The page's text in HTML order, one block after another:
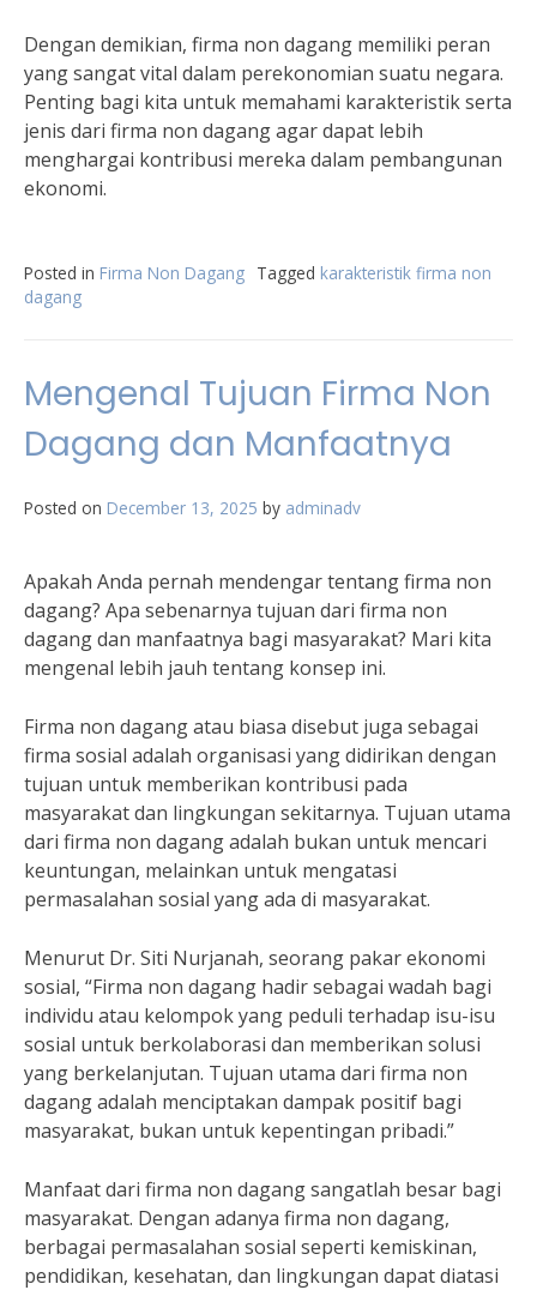
Dengan demikian, firma non dagang memiliki peran
yang sangat vital dalam perekonomian suatu negara.
Penting bagi kita untuk memahami karakteristik serta
jenis dari firma non dagang agar dapat lebih
menghargai kontribusi mereka dalam pembangunan
ekonomi.
Posted in Firma Non Dagang Tagged karakteristik firma non
dagang
Mengenal Tujuan Firma Non
Dagang dan Manfaatnya
Posted on December 13, 2025 by adminadv
Apakah Anda pernah mendengar tentang firma non
dagang? Apa sebenarnya tujuan dari firma non
dagang dan manfaatnya bagi masyarakat? Mari kita
mengenal lebih jauh tentang konsep ini.
Firma non dagang atau biasa disebut juga sebagai
firma sosial adalah organisasi yang didirikan dengan
tujuan untuk memberikan kontribusi pada
masyarakat dan lingkungan sekitarnya. Tujuan utama
dari firma non dagang adalah bukan untuk mencari
keuntungan, melainkan untuk mengatasi
permasalahan sosial yang ada di masyarakat.
Menurut Dr. Siti Nurjanah, seorang pakar ekonomi
sosial, “Firma non dagang hadir sebagai wadah bagi
individu atau kelompok yang peduli terhadap isu-isu
sosial untuk berkolaborasi dan memberikan solusi
yang berkelanjutan. Tujuan utama dari firma non
dagang adalah menciptakan dampak positif bagi
masyarakat, bukan untuk kepentingan pribadi.”
Manfaat dari firma non dagang sangatlah besar bagi
masyarakat. Dengan adanya firma non dagang,
berbagai permasalahan sosial seperti kemiskinan,
pendidikan, kesehatan, dan lingkungan dapat diatasi